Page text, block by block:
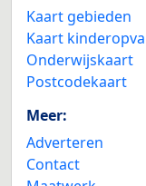
Kaart gebieden
Kaart
Onderwijskaart
Postcodekaart
Meer:
Adverteren
Contact